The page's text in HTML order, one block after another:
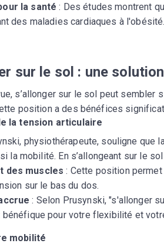
la santé : Des études montrent
des maladies cardiaques à l'obésité.
sur le sol : une
s’allonger sur le sol peut
position a des bénéfices
la tension articulaire
physiothérapeute, souligne
la mobilité. En s’allongeant sur le sol
des muscles : Cette position
sur le bas du dos.
: Selon Prusynski, "s'allonger
pour votre flexibilité et
mobilité